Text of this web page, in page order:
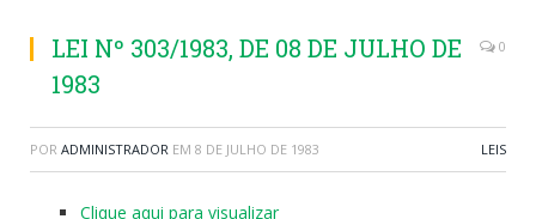
LEI Nº 303/1983, DE 08 DE JULHO DE
1983
0
POR ADMINISTRADOR EM 8 DE JULHO DE 1983 LEIS
Clique aqui para visualizar